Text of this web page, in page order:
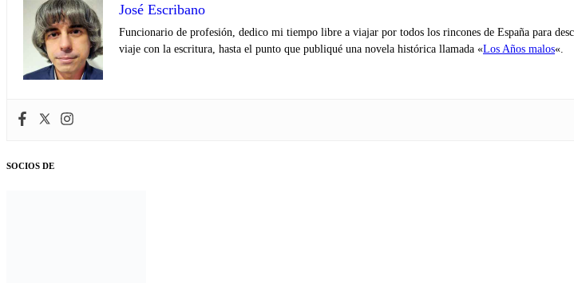
José Escribano
Funcionario de profesión, dedico mi tiempo libre a viajar por todos los rincones de España para
viaje con la escritura, hasta el punto que publiqué una novela histórica llamada «Los Años malos«.
SOCIOS DE